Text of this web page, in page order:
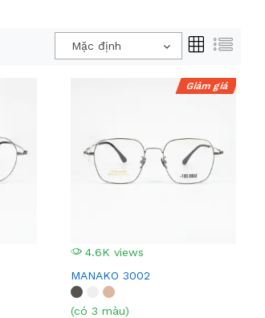
Mặc định
4.6K views
Giảm giá
MANAKO 3002
(có 3 màu)